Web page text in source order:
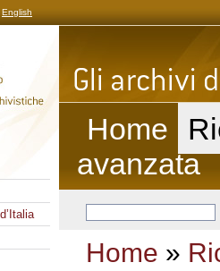
English
Home
avanzata
Home »